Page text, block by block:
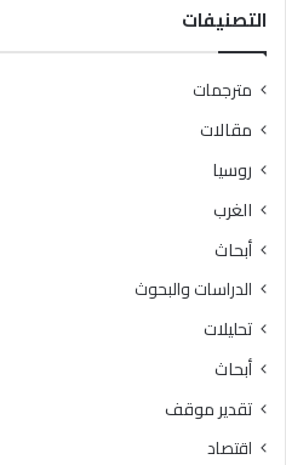
التصنيفات
مترجمات
مقالات
روسيا
الغرب
أبحاث
الدراسات والبحوث
تحليلات
أبحاث
تقدير موقف
اقتصاد